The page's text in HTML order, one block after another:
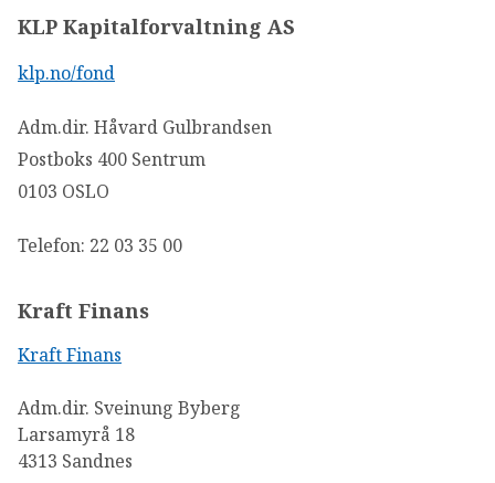
KLP Kapitalforvaltning AS
klp.no/fond
Adm.dir. Håvard Gulbrandsen
Postboks 400 Sentrum
0103 OSLO
Telefon: 22 03 35 00
Kraft Finans
Kraft Finans
Adm.dir. Sveinung Byberg
Larsamyrå 18
4313 Sandnes